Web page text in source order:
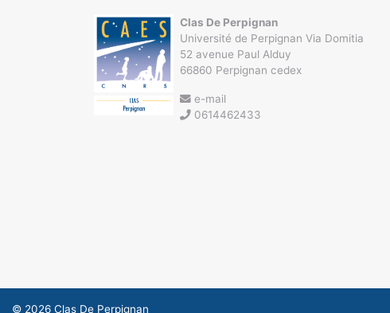
Clas De Perpignan
Université de Perpignan Via Domitia
52 avenue Paul Alduy
66860 Perpignan cedex
e-mail
0614462433
© 2026 Clas De Perpignan